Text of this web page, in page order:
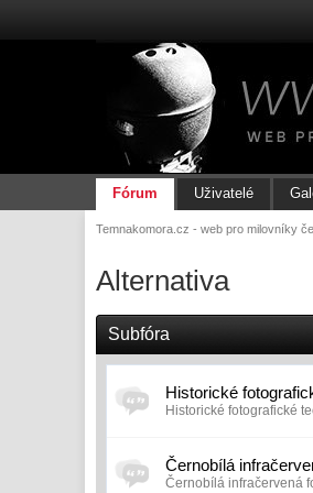
Fórum Uživatelé
Temnakomora.cz - web pro milovníky
Alternativa
Subfóra
Historické
Historické fotografické
Černobílá
Černobílá infračervená